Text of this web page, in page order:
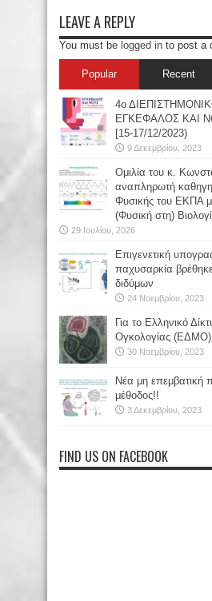
LEAVE A REPLY
You must be logged in to post a
Popular Recent
4ο
ΕΓΚΕΦΑΛΟΣ ΚΑΙ
[15-17/12/2023)
9 Δεκεμβρίου, 2023
Oμιλία του κ.
αναπληρωτή
Φυσικής του ΕΚΠΑ
(Φυσική στη)
29 Ιουλίου, 2026
Επιγενετική
παχυσαρκία
διδύμων
24 Νοεμβρίου, 2023
Για το Ελληνικό
Ογκολογίας (ΕΔΜΟ)
30 Νοεμβρίου, 2023
Νέα μη επεμβατική
μέθοδος!!
3 Δεκεμβρίου, 2023
FIND US ON FACEBOOK